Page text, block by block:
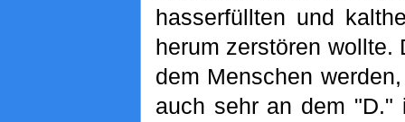
hasserfüllten und
herum zerstören wollte.
dem Menschen
auch sehr an dem "D."